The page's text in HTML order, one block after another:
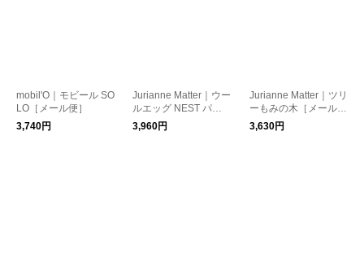
mobil'O｜モビール SO
LO［メール便］
3,740円
Jurianne Matter｜ウー
ルエッグ NEST パス
テル［メール便］
3,960円
Jurianne Matter｜ツリ
ーもみの木［メール
便］
3,630円